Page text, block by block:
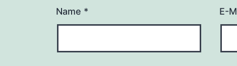
Name * E-